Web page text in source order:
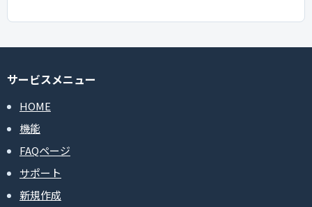
サービスメニュー
HOME
機能
FAQページ
サポート
新規作成